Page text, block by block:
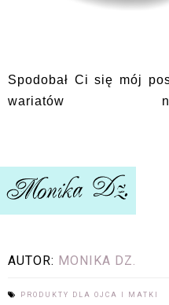
Spodobał Ci się mój
wariatów
AUTOR: MONIKA DZ.
PRODUKTY DLA OJCA I MATKI